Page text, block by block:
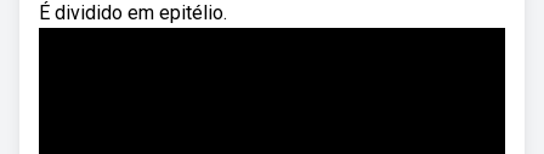
É dividido em epitélio.